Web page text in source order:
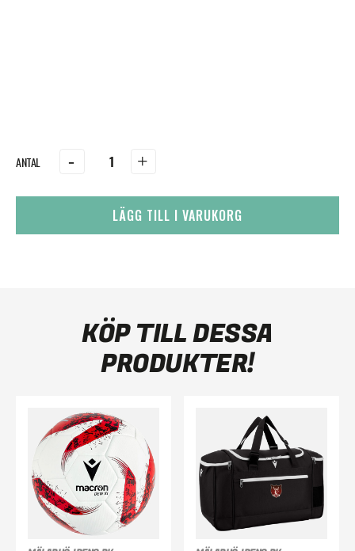
- +
LÄGG TILL I VARUKORG
KÖP TILL DESSA
PRODUKTER!